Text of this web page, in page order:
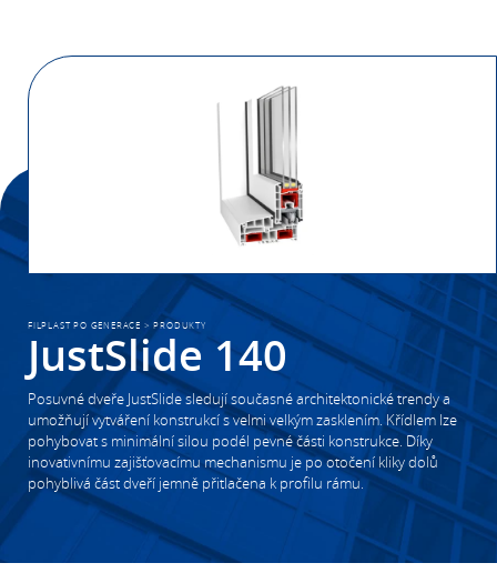
FILPLAST PO GENERACE >PRODUKTY
JustSlide 140
Posuvné dveře JustSlide sledují současné architektonické trendy a
umožňují vytváření konstrukcí s velmi velkým zasklením. Křídlem lze
pohybovat s minimální silou podél pevné části konstrukce. Díky
inovativnímu zajišťovacímu mechanismu je po otočení kliky dolů
pohyblivá část dveří jemně přitlačena k profilu rámu.